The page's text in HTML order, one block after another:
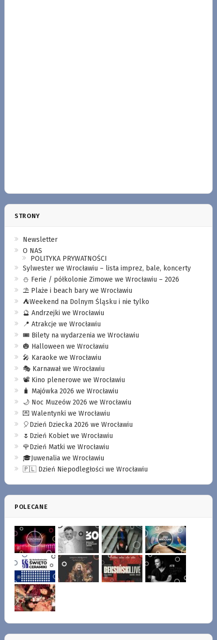
STRONY
Newsletter
O NAS
POLITYKA PRYWATNOŚCI
Sylwester we Wrocławiu – lista imprez, bale, koncerty
⛄️ Ferie / półkolonie Zimowe we Wrocławiu – 2026
⛱️ Plaże i beach bary we Wrocławiu
⛺️Weekend na Dolnym Śląsku i nie tylko
🔮 Andrzejki we Wrocławiu
📍 Atrakcje we Wrocławiu
🎟️ Bilety na wydarzenia we Wrocławiu
🎃 Halloween we Wrocławiu
🎤 Karaoke we Wrocławiu
🎭 Karnawał we Wrocławiu
📽️ Kino plenerowe we Wrocławiu
🧳 Majówka 2026 we Wrocławiu
🌙 Noc Muzeów 2026 we Wrocławiu
💌 Walentynki we Wrocławiu
🎈Dzień Dziecka 2026 we Wrocławiu
🌷Dzień Kobiet we Wrocławiu
🌹Dzień Matki we Wrocławiu
🎓Juwenalia we Wrocławiu
🇵🇱 Dzień Niepodległości we Wrocławiu
POLECANE